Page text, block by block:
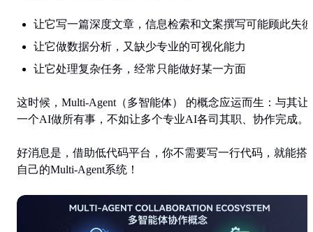
让它写一篇深度文章，信息检索和文案撰写可能顾此失彼
让它做数据分析，又缺少专业的可视化能力
让它处理复杂任务，经常只能做好某一方面
这时候， Multi-Agent（多智能体）
的概念应运而生：与其让
一个AI做所有事，不如让多个专业AI各司其职、协作完成。
好消息是，借助低代码平台，你不需要写一行代码，就能搭
自己的Multi-Agent系统！